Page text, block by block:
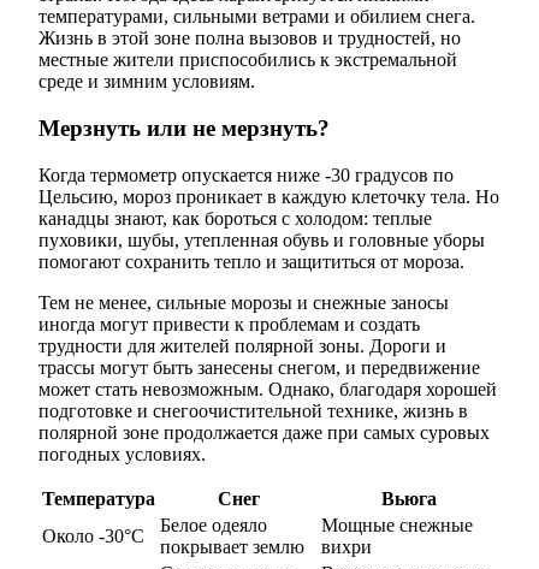
температурами, сильными ветрами и обилием снега.
Жизнь в этой зоне полна вызовов и трудностей, но
местные жители приспособились к экстремальной
среде и зимним условиям.
Мерзнуть или не мерзнуть?
Когда термометр опускается ниже -30 градусов по
Цельсию, мороз проникает в каждую клеточку тела. Но
канадцы знают, как бороться с холодом: теплые
пуховики, шубы, утепленная обувь и головные уборы
помогают сохранить тепло и защититься от мороза.
Тем не менее, сильные морозы и снежные заносы
иногда могут привести к проблемам и создать
трудности для жителей полярной зоны. Дороги и
трассы могут быть занесены снегом, и передвижение
может стать невозможным. Однако, благодаря хорошей
подготовке и снегоочистительной технике, жизнь в
полярной зоне продолжается даже при самых суровых
погодных условиях.
Температура Снег
Вьюга
Около -30°C
Белое одеяло
покрывает землю
Мощные снежные
вихри